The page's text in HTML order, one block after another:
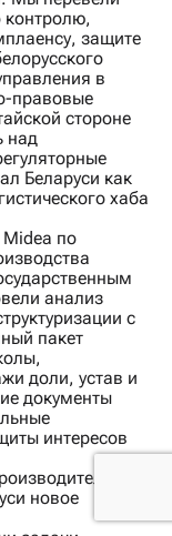
контролю,
защите
в
правовые
стороне
над
Беларуси как
хаба
Midea по
анализ
с
пакет
доли, устав и
документы
интересов
новое